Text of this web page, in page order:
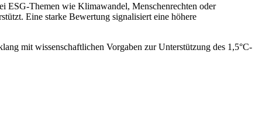
ESG-Themen wie Klimawandel, Menschenrechten oder
Eine starke Bewertung signalisiert eine höhere
mit wissenschaftlichen Vorgaben zur Unterstützung des 1,5°C-